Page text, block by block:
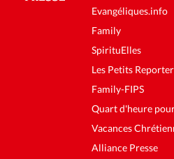
Evangéliques.info
Family
SpirituElles
Les Petits
Family-FIPS
Quart d'heure
Vacances
Alliance Presse